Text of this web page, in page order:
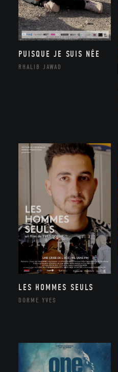
PUISQUE JE SUIS NÉE
RHALIB JAWAD
LES HOMMES SEULS
DORME YVES